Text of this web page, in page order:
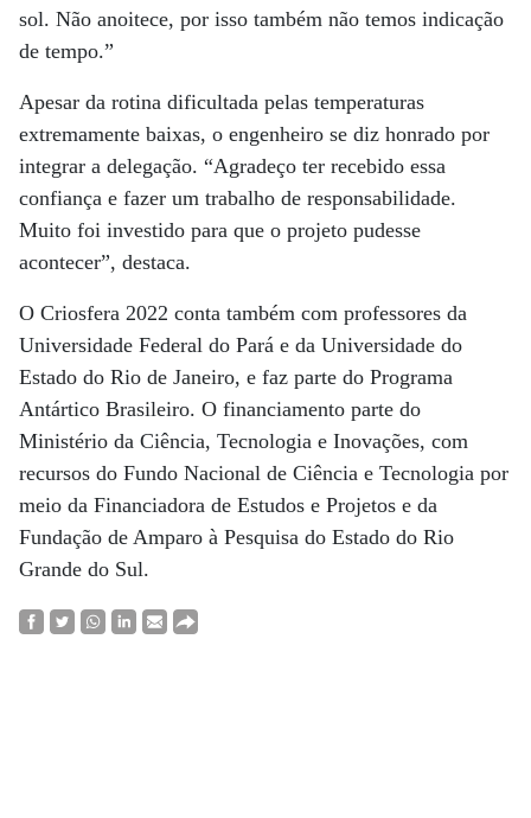
sol. Não anoitece, por isso também não temos indicação
de tempo.”
Apesar da rotina dificultada pelas temperaturas
extremamente baixas, o engenheiro se diz honrado por
integrar a delegação. “Agradeço ter recebido essa
confiança e fazer um trabalho de responsabilidade.
Muito foi investido para que o projeto pudesse
acontecer”, destaca.
O Criosfera 2022 conta também com professores da
Universidade Federal do Pará e da Universidade do
Estado do Rio de Janeiro, e faz parte do Programa
Antártico Brasileiro. O financiamento parte do
Ministério da Ciência, Tecnologia e Inovações, com
recursos do Fundo Nacional de Ciência e Tecnologia por
meio da Financiadora de Estudos e Projetos e da
Fundação de Amparo à Pesquisa do Estado do Rio
Grande do Sul.